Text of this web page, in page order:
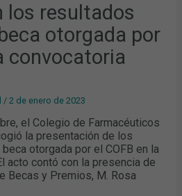
los resultados
otorgada por
convocatoria
/2 de enero de 2023
el Colegio de Farmacéuticos
la presentación de los
otorgada por el COFB en la
acto contó con la presencia de
Becas y Premios, M. Rosa